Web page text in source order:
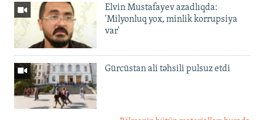
Elvin Mustafayev azadlıqda:
'Milyonluq yox, minlik korrupsiya
var'
Gürcüstan ali təhsili pulsuz etdi